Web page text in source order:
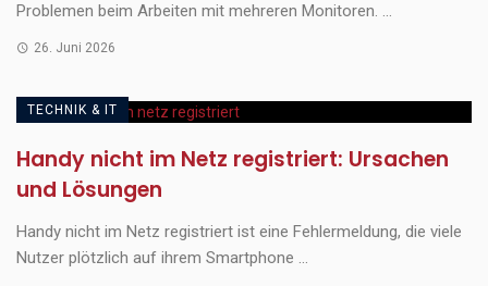
Problemen beim Arbeiten mit mehreren Monitoren. ...
26. Juni 2026
TECHNIK & IT
Handy nicht im Netz registriert: Ursachen
und Lösungen
Handy nicht im Netz registriert ist eine Fehlermeldung, die viele
Nutzer plötzlich auf ihrem Smartphone ...